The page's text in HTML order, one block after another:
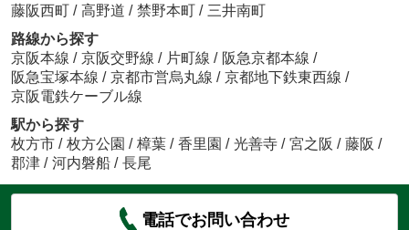
藤阪西町 / 高野道 / 禁野本町 / 三井南町
路線から探す
京阪本線 / 京阪交野線 / 片町線 / 阪急京都本線 /
阪急宝塚本線 / 京都市営烏丸線 / 京都地下鉄東西線 /
京阪電鉄ケーブル線
駅から探す
枚方市 / 枚方公園 / 樟葉 / 香里園 / 光善寺 / 宮之阪 / 藤阪 /
郡津 / 河内磐船 / 長尾
電話でお問い合わせ